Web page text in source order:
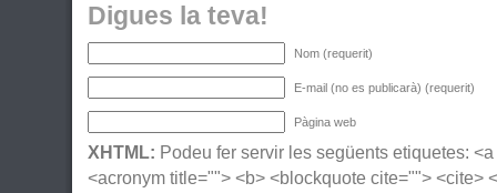
Digues la teva!
Nom (requerit)
E-mail (no es publicarà) (requerit)
Pàgina web
XHTML: Podeu fer servir les següents etiquetes:
<acronym title=""> <b> <blockquote cite=""> <cite>